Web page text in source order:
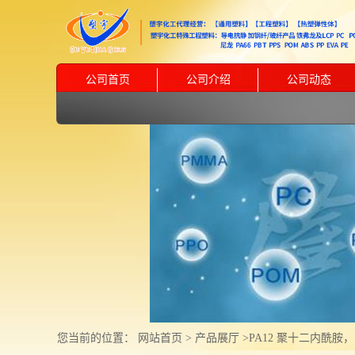
公司首页 公司介绍 公司动态
您当前的位置： 网站首页 > 产品展厅 >PA12 聚十二内酰胺